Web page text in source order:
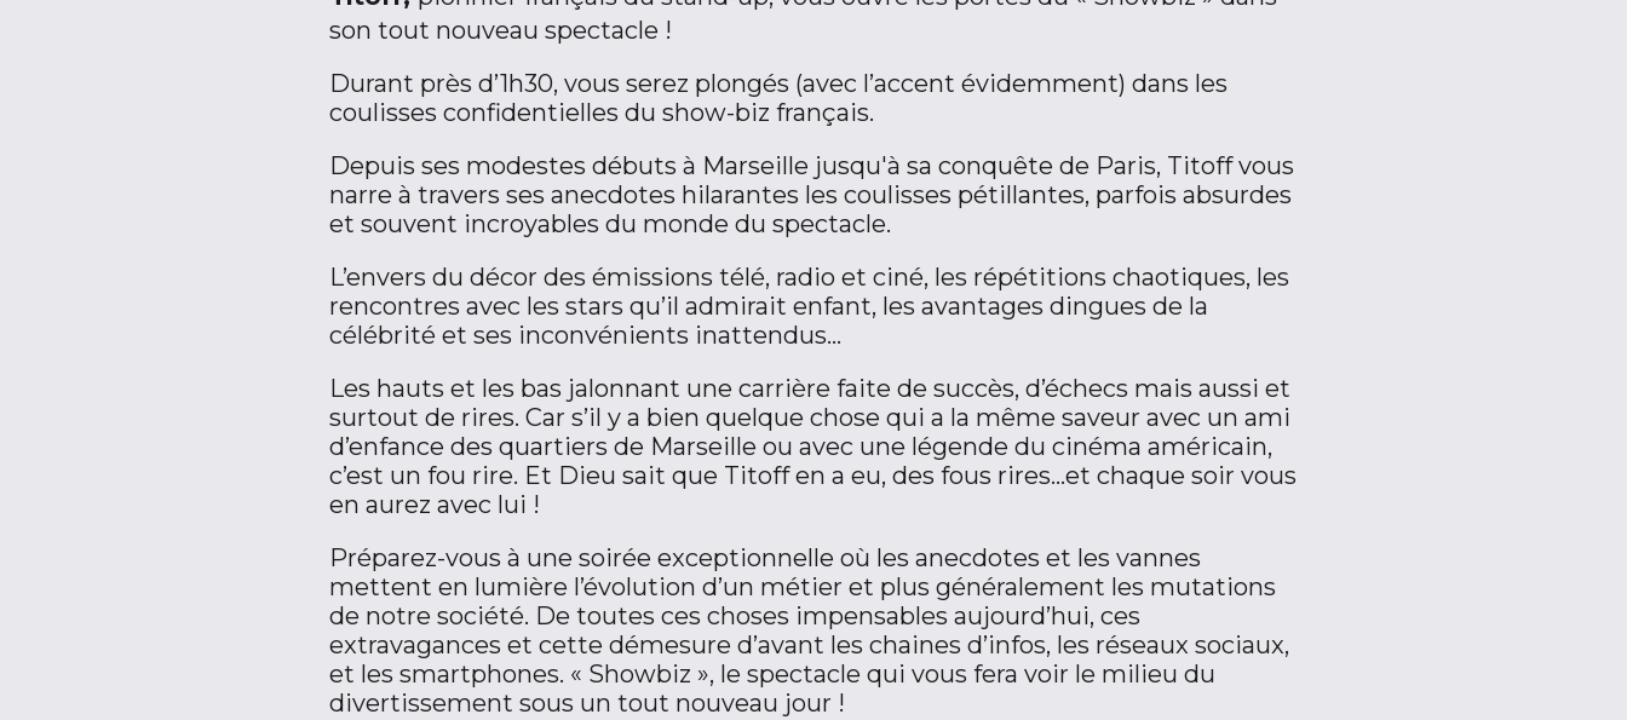
son tout nouveau spectacle !
Durant près d’1h30, vous serez plongés (avec l’accent évidemment) dans les
coulisses confidentielles du show-biz français.
Depuis ses modestes débuts à Marseille jusqu'à sa conquête de Paris, Titoff vous
narre à travers ses anecdotes hilarantes les coulisses pétillantes, parfois absurdes
et souvent incroyables du monde du spectacle.
L’envers du décor des émissions télé, radio et ciné, les répétitions chaotiques, les
rencontres avec les stars qu’il admirait enfant, les avantages dingues de la
célébrité et ses inconvénients inattendus...
Les hauts et les bas jalonnant une carrière faite de succès, d’échecs mais aussi et
surtout de rires. Car s’il y a bien quelque chose qui a la même saveur avec un ami
d’enfance des quartiers de Marseille ou avec une légende du cinéma américain,
c’est un fou rire. Et Dieu sait que Titoff en a eu, des fous rires...et chaque soir vous
en aurez avec lui !
Préparez-vous à une soirée exceptionnelle où les anecdotes et les vannes
mettent en lumière l’évolution d’un métier et plus généralement les mutations
de notre société. De toutes ces choses impensables aujourd’hui, ces
extravagances et cette démesure d’avant les chaines d’infos, les réseaux sociaux,
et les smartphones. « Showbiz », le spectacle qui vous fera voir le milieu du
divertissement sous un tout nouveau jour !